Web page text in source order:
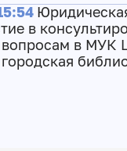
в
в МУК